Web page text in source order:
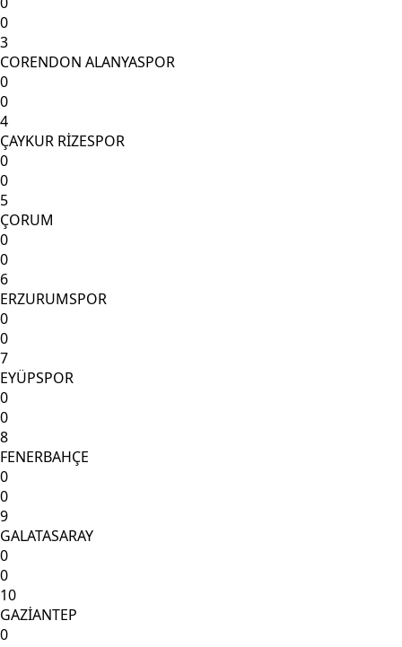
0
3
CORENDON ALANYASPOR
0
0
4
ÇAYKUR RİZESPOR
0
0
5
ÇORUM
0
0
6
ERZURUMSPOR
0
0
7
EYÜPSPOR
0
0
8
FENERBAHÇE
0
0
9
GALATASARAY
0
0
10
GAZİANTEP
0